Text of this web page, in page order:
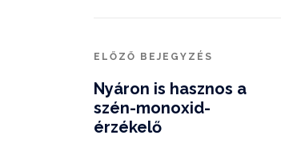
ELŐZŐ BEJEGYZÉS
Nyáron is hasznos a
szén-monoxid-
érzékelő